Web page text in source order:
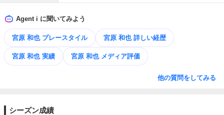
Agent i に聞いてみよう
宮原 和也 プレースタイル 宮原 和也 詳しい経歴
宮原 和也 実績 宮原 和也 メディア評価
他の質問をしてみる
シーズン成績